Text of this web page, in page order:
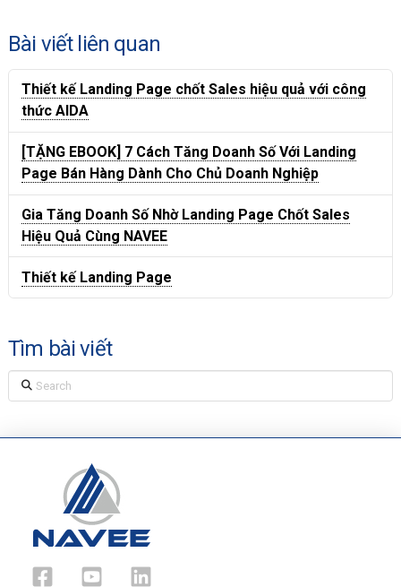
Bài viết liên quan
Thiết kế Landing Page chốt Sales hiệu quả với công
thức AIDA
[TẶNG EBOOK] 7 Cách Tăng Doanh Số Với Landing
Page Bán Hàng Dành Cho Chủ Doanh Nghiệp
Gia Tăng Doanh Số Nhờ Landing Page Chốt Sales
Hiệu Quả Cùng NAVEE
Thiết kế Landing Page
Tìm bài viết
Search